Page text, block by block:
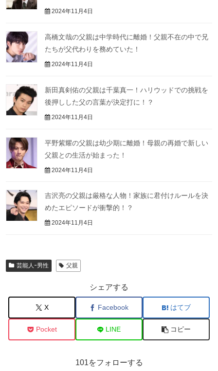
2024年11月4日
高橋文哉の父親は中学時代に離婚！父親不在の中で兄
たちが父代わりを務めていた！
2024年11月4日
新田真剣佑の父親は千葉真一！ハリウッドでの挑戦を
後押しした父の言葉が決定打に！？
2024年11月4日
平野紫耀の父親は幼少期に離婚！母親の再婚で新しい
父親との生活が始まった！
2024年11月4日
吉沢亮の父親は厳格な人物！家族に君付けルールを決
めたエピソードが衝撃的！？
2024年11月4日
芸能人ｰ男性 父親
シェアする
X Facebook はてブ
Pocket LINE コピー
101をフォローする